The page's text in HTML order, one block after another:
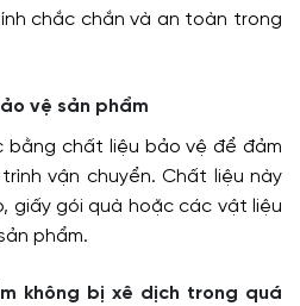
chắc chắn và an toàn trong
vệ sản phẩm
bằng chất liệu bảo vệ để đảm
vận chuyển. Chất liệu này
giấy gói quà hoặc các vật liệu
phẩm.
không bị xê dịch trong quá